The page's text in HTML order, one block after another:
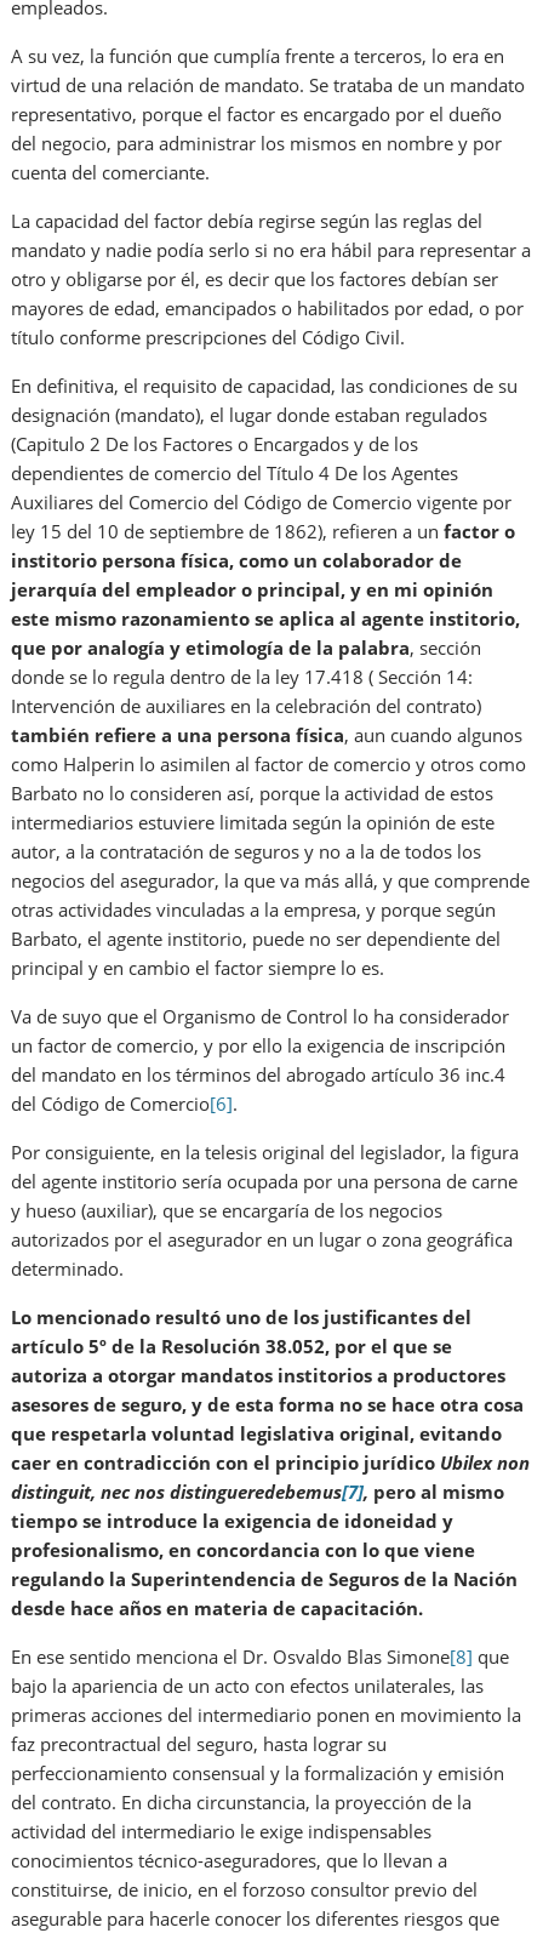
empleados.
A su vez, la función que cumplía frente a terceros, lo era en
virtud de una relación de mandato. Se trataba de un mandato
representativo, porque el factor es encargado por el dueño
del negocio, para administrar los mismos en nombre y por
cuenta del comerciante.
La capacidad del factor debía regirse según las reglas del
mandato y nadie podía serlo si no era hábil para representar a
otro y obligarse por él, es decir que los factores debían ser
mayores de edad, emancipados o habilitados por edad, o por
título conforme prescripciones del Código Civil.
En definitiva, el requisito de capacidad, las condiciones de su
designación (mandato), el lugar donde estaban regulados
(Capitulo 2 De los Factores o Encargados y de los
dependientes de comercio del Título 4 De los Agentes
Auxiliares del Comercio del Código de Comercio vigente por
ley 15 del 10 de septiembre de 1862), refieren a unfactor o
institorio persona física, como un colaborador de
jerarquía del empleador o principal, y en mi opinión
este mismo razonamiento se aplica al agente institorio,
que por analogía y etimología de la palabra, sección
donde se lo regula dentro de la ley 17.418 ( Sección 14:
Intervención de auxiliares en la celebración del contrato)
también refiere a una persona física, aun cuando algunos
como Halperin lo asimilen al factor de comercio y otros como
Barbato no lo consideren así, porque la actividad de estos
intermediarios estuviere limitada según la opinión de este
autor, a la contratación de seguros y no a la de todos los
negocios del asegurador, la que va más allá, y que comprende
otras actividades vinculadas a la empresa, y porque según
Barbato, el agente institorio, puede no ser dependiente del
principal y en cambio el factor siempre lo es.
Va de suyo que el Organismo de Control lo ha considerador
un factor de comercio, y por ello la exigencia de inscripción
del mandato en los términos del abrogado artículo 36 inc.4
del Código de Comercio[6].
Por consiguiente, en la telesis original del legislador, la figura
del agente institorio sería ocupada por una persona de carne
y hueso (auxiliar), que se encargaría de los negocios
autorizados por el asegurador en un lugar o zona geográfica
determinado.
Lo mencionado resultó uno de los justificantes del
artículo 5º de la Resolución 38.052, por el que se
autoriza a otorgar mandatos institorios a productores
asesores de seguro, y de esta forma no se hace otra cosa
que respetarla voluntad legislativa original, evitando
caer en contradicción con el principio jurídico Ubilex non
distinguit, nec nos distingueredebemus[7], pero al mismo
tiempo se introduce la exigencia de idoneidad y
profesionalismo, en concordancia con lo que viene
regulando la Superintendencia de Seguros de la Nación
desde hace años en materia de capacitación.
En ese sentido menciona el Dr. Osvaldo Blas Simone[8] que
bajo la apariencia de un acto con efectos unilaterales, las
primeras acciones del intermediario ponen en movimiento la
faz precontractual del seguro, hasta lograr su
perfeccionamiento consensual y la formalización y emisión
del contrato. En dicha circunstancia, la proyección de la
actividad del intermediario le exige indispensables
conocimientos técnico-aseguradores, que lo llevan a
constituirse, de inicio, en el forzoso consultor previo del
asegurable para hacerle conocer los diferentes riesgos que